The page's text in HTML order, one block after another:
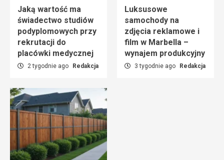
Jaką wartość ma
świadectwo studiów
podyplomowych przy
rekrutacji do
placówki medycznej
2 tygodnie ago Redakcja
Luksusowe
samochody na
zdjęcia reklamowe i
film w Marbella –
wynajem produkcyjny
3 tygodnie ago Redakcja